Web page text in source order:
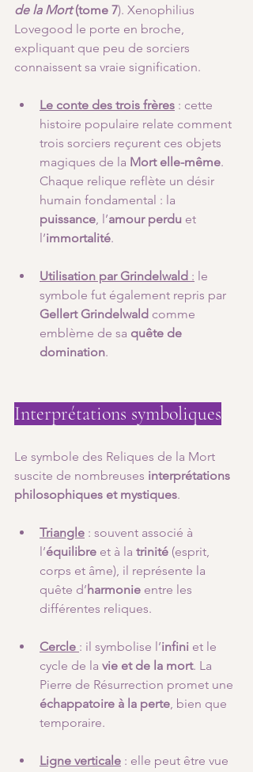
de la Mort (tome 7). Xenophilius
Lovegood le porte en broche,
expliquant que peu de sorciers
connaissent sa vraie signification.
Le conte des trois frères : cette
histoire populaire relate comment
trois sorciers reçurent ces objets
magiques de la Mort elle-même.
Chaque relique reflète un désir
humain fondamental : la
puissance, l’amour perdu et
l’immortalité.
Utilisation par Grindelwald : le
symbole fut également repris par
Gellert Grindelwald comme
emblème de sa quête de
domination.
Interprétations symboliques
Le symbole des Reliques de la Mort
suscite de nombreuses interprétations
philosophiques et mystiques.
Triangle : souvent associé à
l’équilibre et à la trinité (esprit,
corps et âme), il représente la
quête d’harmonie entre les
différentes reliques.
Cercle : il symbolise l’infini et le
cycle de la vie et de la mort. La
Pierre de Résurrection promet une
échappatoire à la perte, bien que
temporaire.
Ligne verticale : elle peut être vue